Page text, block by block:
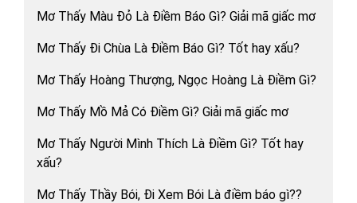
Mơ Thấy Màu Đỏ Là Điềm Báo Gì? Giải mã giấc mơ
Mơ Thấy Đi Chùa Là Điềm Báo Gì? Tốt hay xấu?
Mơ Thấy Hoàng Thượng, Ngọc Hoàng Là Điềm Gì?
Mơ Thấy Mồ Mả Có Điềm Gì? Giải mã giấc mơ
Mơ Thấy Người Mình Thích Là Điềm Gì? Tốt hay
xấu?
Mơ Thấy Thầy Bói, Đi Xem Bói Là điềm báo gì??